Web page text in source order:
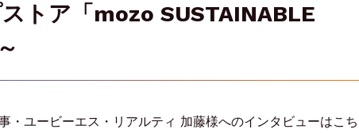
トア「mozo SUSTAINABLE
・ユービーエス・リアルティ 加藤様へのインタビューはこ